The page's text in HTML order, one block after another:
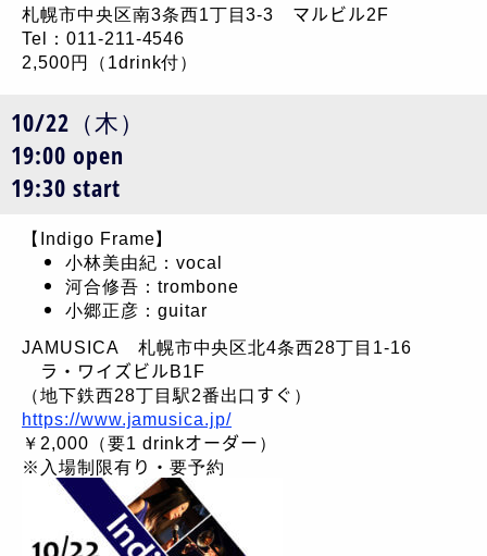
札幌市中央区南3条西1丁目3-3 マルビル2F
Tel：011-211-4546
2,500円（1drink付）
10/22（木）
19:00 open
19:30 start
【Indigo Frame】
小林美由紀：vocal
河合修吾：trombone
小郷正彦：guitar
JAMUSICA 札幌市中央区北4条西28丁目1-16
ラ・ワイズビルB1F
（地下鉄西28丁目駅2番出口すぐ）
https://www.jamusica.jp/
￥2,000（要1 drinkオーダー）
※入場制限有り・要予約